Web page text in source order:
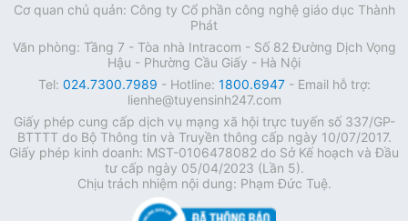
Cơ quan chủ quản: Công ty Cổ phần công nghệ giáo dục Thành
Phát
Văn phòng: Tầng 7 - Tòa nhà Intracom - Số 82 Đường Dịch Vọng
Hậu - Phường Cầu Giấy - Hà Nội
Tel: 024.7300.7989 - Hotline: 1800.6947- Email hỗ trợ:
lienhe@tuyensinh247.com
Giấy phép cung cấp dịch vụ mạng xã hội trực tuyến số 337/GP-
BTTTT do Bộ Thông tin và Truyền thông cấp ngày 10/07/2017.
Giấy phép kinh doanh: MST-0106478082 do Sở Kế hoạch và Đầu
tư cấp ngày 05/04/2023 (Lần 5).
Chịu trách nhiệm nội dung: Phạm Đức Tuệ.